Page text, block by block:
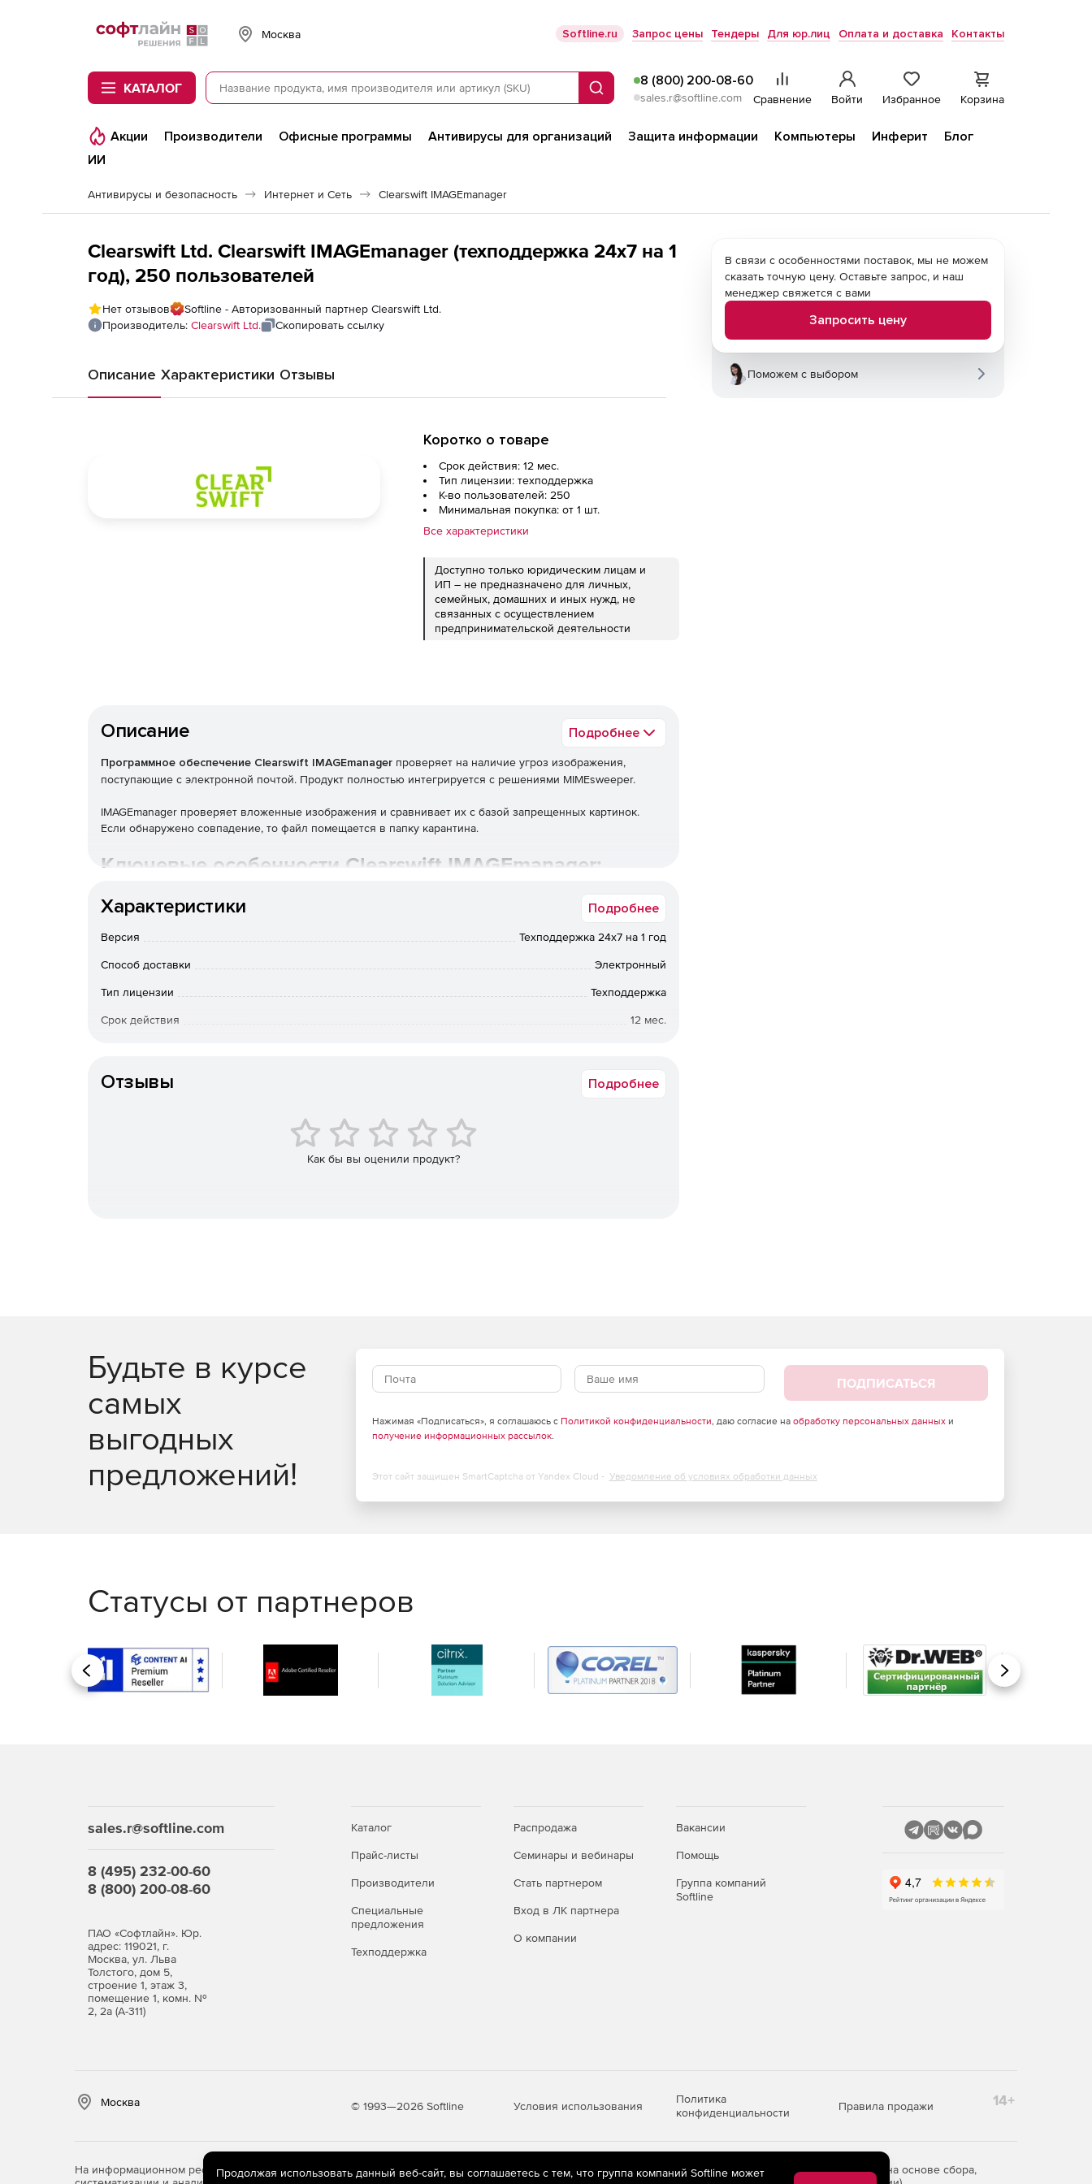
Softline
Москва Softline.ru Запрос цены Тендеры Для юр.лиц Оплата и доставка Контакты
КАТАЛОГ Поиск
8 (800) 200-08-60
sales.r@softline.com Сравнение Войти Избранное Корзина
Акции Производители Офисные программы Антивирусы для организаций Защита информации Компьютеры Инферит
Блог
ИИ
Антивирусы и безопасность Интернет и Сеть Clearswift IMAGEmanager
Clearswift Ltd. Clearswift IMAGEmanager (техподдержка 24x7 на 1
год), 250 пользователей
Нет отзывов
Softline - Авторизованный партнер Clearswift Ltd.
Производитель: Clearswift Ltd. Скопировать ссылку
Описание Характеристики Отзывы
Коротко о товаре
Срок действия: 12 мес.
Тип лицензии: техподдержка
К-во пользователей: 250
Минимальная покупка: от 1 шт.
Все характеристики
Доступно только юридическим лицам и
ИП – не предназначено для личных,
семейных, домашних и иных нужд, не
связанных с осуществлением
предпринимательской деятельности
Описание Подробнее
Программное обеспечение Clearswift IMAGEmanager проверяет на наличие угроз изображения,
поступающие с электронной почтой. Продукт полностью интегрируется с решениями MIMEsweeper.
IMAGEmanager проверяет вложенные изображения и сравнивает их с базой запрещенных картинок.
Если обнаружено совпадение, то файл помещается в папку карантина.
Ключевые особенности Clearswift IMAGEmanager:
Защищает репутацию компании и предотвращает утечку информации.
Проверяет входящую и исходящую почту.
Блокирует картинки, содержащие конфиденциальную информацию.
Интеллектуальный анализ на основе сложных алгоритмов.
Характеристики Подробнее
Версия Техподдержка 24x7 на 1 год
Способ доставки Электронный
Тип лицензии Техподдержка
Срок действия 12 мес.
Отзывы Подробнее
Как бы вы оценили продукт?
В связи с особенностями поставок, мы не можем
сказать точную цену. Оставьте запрос, и наш
менеджер свяжется с вами
Запросить цену
Поможем с выбором
Будьте в курсе
самых
выгодных
предложений!
ПОДПИСАТЬСЯ
Нажимая «Подписаться», я соглашаюсь с Политикой конфиденциальности, даю согласие на обработку персональных данныхи
получение информационных рассылок.
Этот сайт защищен SmartCaptcha от Yandex Cloud - Уведомление об условиях обработки данных
Статусы от партнеров
Назад Вперед
sales.r@softline.com
8 (495) 232-00-60
8 (800) 200-08-60
ПАО «Софтлайн». Юр.
адрес: 119021, г.
Москва, ул. Льва
Толстого, дом 5,
строение 1, этаж 3,
помещение 1, комн. №
2, 2а (А-311)
Каталог
Прайс-листы
Производители
Специальные
предложения
Техподдержка
Распродажа
Семинары и вебинары
Стать партнером
Вход в ЛК партнера
О компании
Вакансии
Помощь
Группа компаний
Softline
Москва © 1993—2026 Softline Условия использования
Политика
конфиденциальности
Правила продажи 14+
На информационном ресурсе store.softline.ru применяютсярекомендательные технологии(информационные технологии предоставления информации на основе сбора,
Продолжая использовать данный веб-сайт, вы соглашаетесь с тем, что группа компаний Softline может